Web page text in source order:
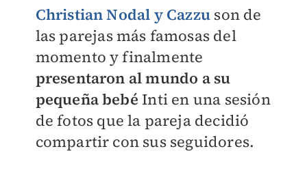
Christian Nodal y Cazzu son de
las parejas más famosas del
momento y finalmente
presentaron al mundo a su
pequeña bebé Inti en una sesión
de fotos que la pareja decidió
compartir con sus seguidores.